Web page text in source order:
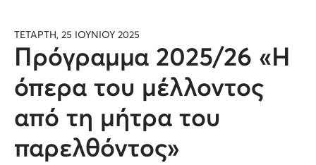
ΤΕΤΑΡΤΗ, 25 ΙΟΥΝΙΟΥ 2025
Πρόγραμμα 2025/26 «Η
όπερα του μέλλοντος
από τη μήτρα του
παρελθόντος»